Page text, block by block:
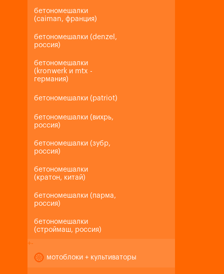
бетономешалки
(caiman, франция)
бетономешалки (denzel,
россия)
бетономешалки
(kronwerk и mtx -
германия)
бетономешалки (patriot)
бетономешалки (вихрь,
россия)
бетономешалки (зубр,
россия)
бетономешалки
(кратон, китай)
бетономешалки (парма,
россия)
бетономешалки
(строймаш, россия)
+-
мотоблоки + культиваторы